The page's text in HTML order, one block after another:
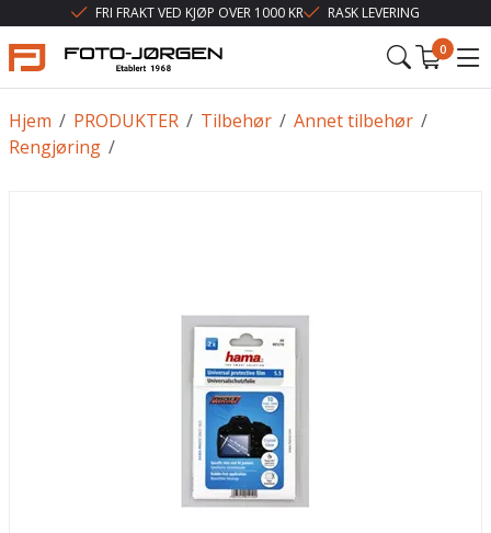
FRI FRAKT VED KJØP OVER 1000 KR RASK LEVERING
0
/
Hjem /
PRODUKTER /
Tilbehør /
Annet tilbehør
/
Rengjøring